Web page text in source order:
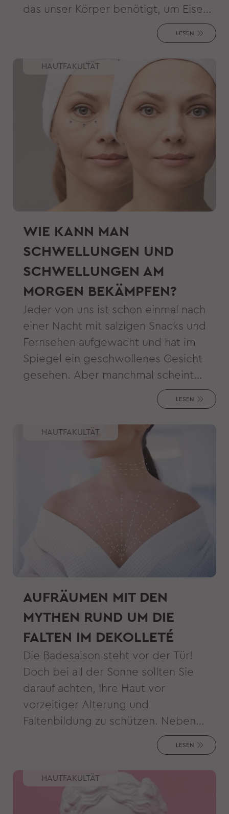
das unser Körper benötigt, um Eisen
aufzunehmen. Aber wussten Sie, dass
Kupfer auch die Gesundheit der Haut
fördert, die Kollagenproduktion
anregt, Akne vorbeugt und sogar
Falten reduzieren kann?
LESEN
HAUTFAKULTÄT
WIE KANN MAN
SCHWELLUNGEN UND
SCHWELLUNGEN AM
MORGEN BEKÄMPFEN?
Jeder von uns ist schon einmal nach
einer Nacht mit salzigen Snacks und
Fernsehen aufgewacht und hat im
Spiegel ein geschwollenes Gesicht
gesehen. Aber manchmal scheint
man alles richtig gemacht zu haben
geschwollenes Gesicht und
geschwollene Augenlider am
LESEN
HAUTFAKULTÄT
AUFRÄUMEN MIT DEN
MYTHEN RUND UM DIE
FALTEN IM DEKOLLETÉ
Die Badesaison steht vor der Tür!
Doch bei all der Sonne sollten Sie
darauf achten, Ihre Haut vor
vorzeitiger Alterung und
Faltenbildung zu schützen. Neben
dem Gesicht ist das Dekolleté (auch
Hals und Brust genannt) eine der
ersten Stellen, an denen wir Falten
bemerken.
LESEN
HAUTFAKULTÄT